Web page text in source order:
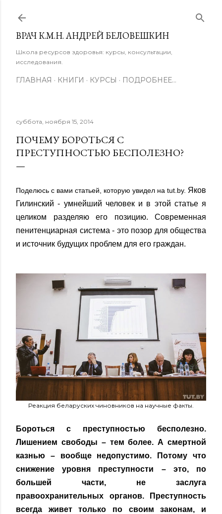
ВРАЧ К.М.Н. АНДРЕЙ БЕЛОВЕШКИН
Школа ресурсов здоровья: курсы, консультации,
исследования.
ГЛАВНАЯ КНИГИ КУРСЫ ПОДРОБНЕЕ…
суббота, ноября 15, 2014
ПОЧЕМУ БОРОТЬСЯ С
ПРЕСТУПНОСТЬЮ БЕСПОЛЕЗНО?
Поделюсь с вами статьей, которую увидел на tut.by. Яков
Гилинский - умнейший человек и в этой статье я
целиком разделяю его позицию. Современная
пенитенциарная система - это позор для общества
и источник будущих проблем для его граждан.
Реакция беларуских чиновников на научные факты.
Бороться с преступностью бесполезно.
Лишением свободы – тем более. А смертной
казнью – вообще недопустимо. Потому что
снижение уровня преступности – это, по
большей части, не заслуга
правоохранительных органов. Преступность
всегда живет только по своим законам, и